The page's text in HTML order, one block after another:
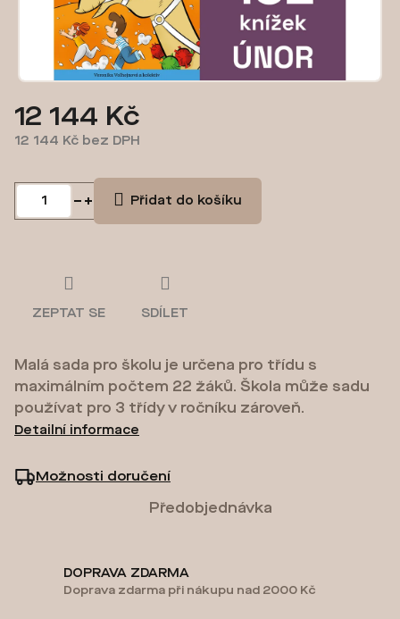
12 144 Kč
12 144 Kč bez DPH
Předobjednávka
Možnosti doručení
Přidat do košíku
Malá sada pro školu je určena pro třídu s
maximálním počtem 22 žáků. Škola může sadu
používat pro 3 třídy v ročníku zároveň.
Detailní informace
ZEPTAT SE SDÍLET
DOPRAVA ZDARMA
Doprava zdarma při nákupu nad 2000 Kč